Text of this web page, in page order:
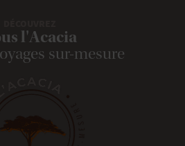
l'Acacia
sur-mesure